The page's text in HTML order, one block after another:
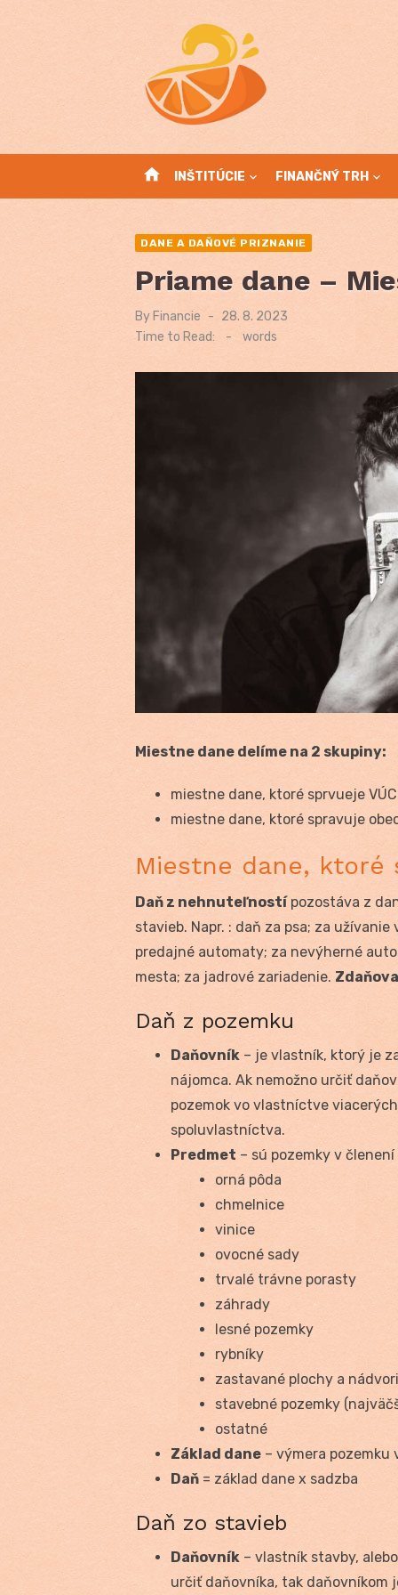
home INŠTITÚCIE FINANČNÝ TRH
DANE A DAŇOVÉ PRIZNANIE
Priame dane –
By Financie
Posted
28. 8. 2023
Time to Read:
- words
Miestne dane delíme na 2 skupiny:
miestne dane, ktoré sprvueje
miestne dane, ktoré spravuje
Miestne dane, ktoré
Daň z nehnuteľnostípozostáva z
stavieb. Napr. : daň za psa; za
predajné automaty; za nevýherné
mesta; za jadrové zariadenie.
Daň z pozemku
Daňovník – je vlastník, ktorý je
nájomca. Ak nemožno určiť
pozemok vo vlastníctve
spoluvlastníctva.
Predmet – sú pozemky v členení
orná pôda
chmelnice
vinice
ovocné sady
trvalé trávne porasty
záhrady
lesné pozemky
rybníky
zastavané plochy a
stavebné pozemky
ostatné
Základ dane – výmera pozemku
Daň = základ dane x sadzba
Daň zo stavieb
Daňovník – vlastník stavby,
určiť daňovníka, tak daňovníkom